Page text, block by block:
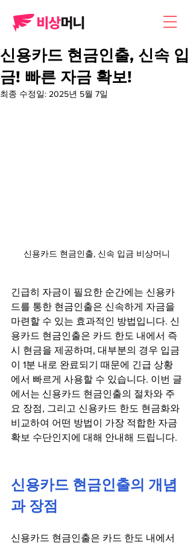
신용카드 현금인출, 신속 입
금! 빠른 자금 확보!
최종 수정일: 2025년 5월 7일
신용카드 현금인출, 신속 입금 비상머니
긴급히 자금이 필요한 순간에는 신용카
드를 통한 현금인출은 신속하게 자금을
마련할 수 있는 효과적인 방법입니다. 신
용카드 현금인출은 카드 한도 내에서 즉
시 현금을 제공하며, 대부분의 경우 입금
이 1분 내로 완료되기 때문에 긴급 상황
에서 빠르게 사용할 수 있습니다. 이번 글
에서는 신용카드 현금인출의 절차와 주
요 장점, 그리고 신용카드 한도 현금화와
비교하여 어떤 방법이 가장 적합한 자금
확보 수단인지에 대해 안내해 드립니다.
신용카드 현금인출의 개념
과 장점
신용카드 현금인출은 카드 한도 내에서